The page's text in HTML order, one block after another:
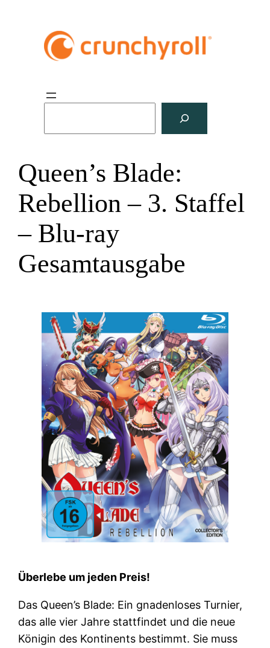
e
n
Queen’s Blade:
Rebellion – 3. Staffel
– Blu-ray
Gesamtausgabe
Überlebe um jeden Preis!
Das Queen’s Blade: Ein gnadenloses Turnier,
das alle vier Jahre stattfindet und die neue
Königin des Kontinents bestimmt. Sie muss